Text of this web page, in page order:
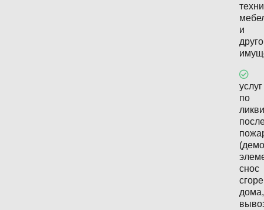
и
услуг
по
снос
дома,